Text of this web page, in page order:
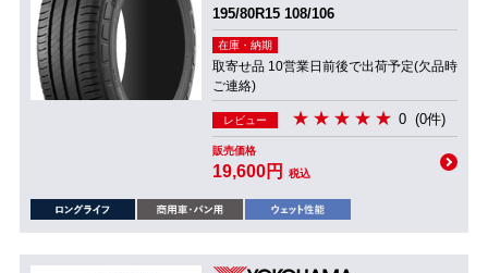
195/80R15 108/106
在庫・納期
取寄せ品 10営業日前後で出荷予定(欠品時
ご連絡)
レビュー 0 (0件)
販売価格
19,600円 税込